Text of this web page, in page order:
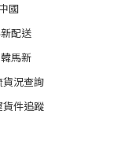
國
配送
馬新
貨況查詢
貨件追蹤